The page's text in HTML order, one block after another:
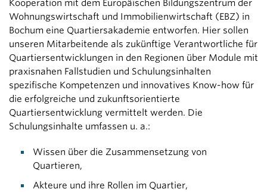
Kooperation mit dem Europäischen Bildungszentrum der
Wohnungswirtschaft und Immobilienwirtschaft (EBZ) in
Bochum eine Quartiersakademie entworfen. Hier sollen
unseren Mitarbeitende als zukünftige Verantwortliche für
Quartiersentwicklungen in den Regionen über Module mit
praxisnahen Fallstudien und Schulungsinhalten
spezifische Kompetenzen und innovatives Know-how für
die erfolgreiche und zukunftsorientierte
Quartiersentwicklung vermittelt werden. Die
Schulungsinhalte umfassen u. a.:
Wissen über die Zusammensetzung von
Quartieren,
Akteure und ihre Rollen im Quartier,